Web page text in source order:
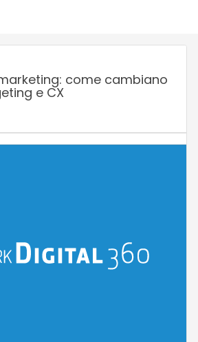
come cambiano
e CX